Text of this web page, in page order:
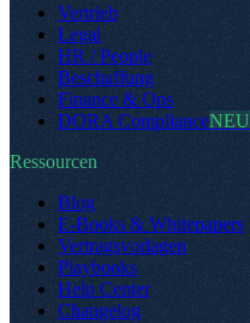
Vertrieb
Legal
HR / People
Beschaffung
Finance & Ops
DORA ComplianceNEU
Ressourcen
Blog
E-Books & Whitepapers
Vertragsvorlagen
Playbooks
Help Center
Changelog